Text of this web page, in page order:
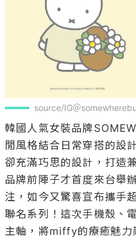
source/IG＠
韓國人氣女裝品牌
閒風格結合日常穿搭的設
卻充滿巧思的設計，打造
品牌前陣子才首度來台舉
注，如今又驚喜宣布攜手
聯名系列！這次手機殼、
主軸，將miffy的療癒魅力